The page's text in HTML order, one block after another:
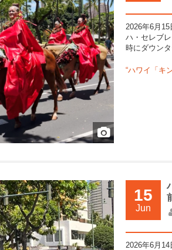
2026年6月
ハ・セレブ
時にダウン
“ハワイ「キ
15
Jun
2026年6月